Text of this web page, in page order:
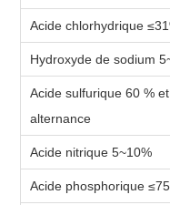
Acide chlorhydrique
Hydroxyde de sodium
Acide sulfurique 60 %
alternance
Acide nitrique 5~10%
Acide phosphorique